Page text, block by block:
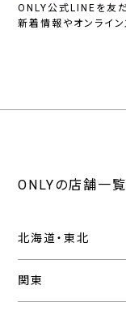
ONLY公式LINEを友だ
新着情報やオンライ
ONLYの店舗一覧
北海道・東北
関東